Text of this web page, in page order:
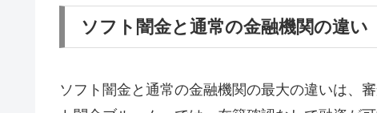
ソフト闇金と通常の金融機関の違い
ソフト闇金と通常の金融機関の最大の違いは、